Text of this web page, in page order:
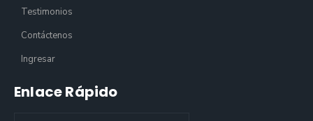
Testimonios
Contáctenos
Ingresar
Enlace Rápido